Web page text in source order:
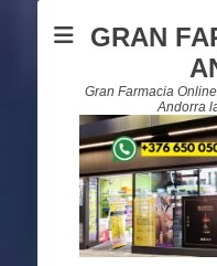
GRAN
Gran Farmacia
Andorra